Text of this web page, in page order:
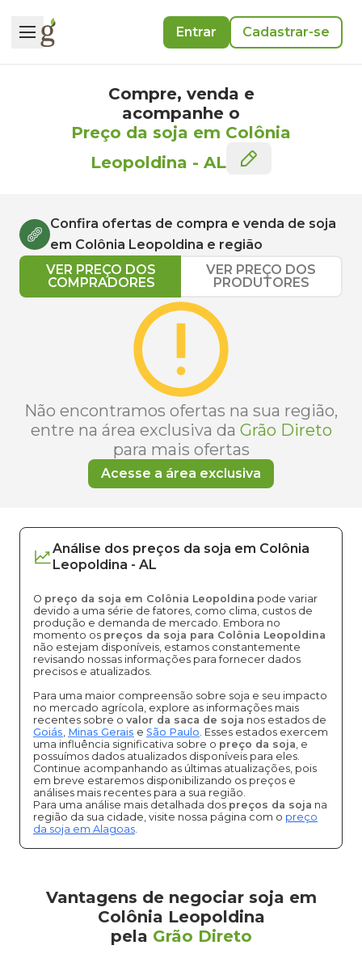
Entrar Cadastrar-se
Compre, venda e
acompanhe o
Preço da soja em Colônia
Leopoldina - AL
Confira ofertas de compra e venda de soja
em Colônia Leopoldina e região
VER PREÇO DOS
COMPRADORES
VER PREÇO DOS
PRODUTORES
Não encontramos ofertas na sua região,
entre na área exclusiva da Grão Direto
para mais ofertas
Acesse a área exclusiva
Análise dos preços da soja em Colônia
Leopoldina - AL
O preço da soja em Colônia Leopoldina pode variar
devido a uma série de fatores, como clima, custos de
produção e demanda de mercado. Embora no
momento os preços da soja para Colônia Leopoldina
não estejam disponíveis, estamos constantemente
revisando nossas informações para fornecer dados
precisos e atualizados.
Para uma maior compreensão sobre soja e seu impacto
no mercado agrícola, explore as informações mais
recentes sobre o valor da saca de soja nos estados de
Goiás, Minas Gerais e São Paulo. Esses estados exercem
uma influência significativa sobre o preço da soja, e
possuímos dados atualizados disponíveis para eles.
Continue acompanhando as últimas atualizações, pois
em breve estaremos disponibilizando os preços e
análises mais recentes para a sua região.
Para uma análise mais detalhada dos preços da soja na
região da sua cidade, visite nossa página com o preço
da soja em Alagoas.
Vantagens de negociar soja em
Colônia Leopoldina
pela Grão Direto